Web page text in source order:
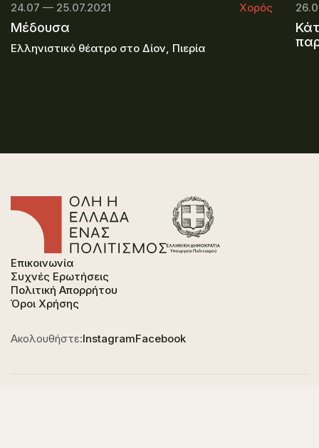
24.07 — 25.07.2021 Χορός
Μέδουσα
Ελληνιστικό θέατρο στο Δίον, Πιερία
Επικοινωνία
Συχνές Ερωτήσεις
Πολιτική Απορρήτου
Όροι Χρήσης
Ακολουθήστε:InstagramFacebook